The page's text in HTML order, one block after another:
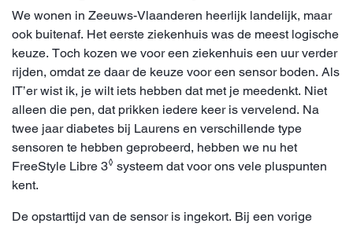
We wonen in Zeeuws-Vlaanderen heerlijk landelijk, maar
ook buitenaf. Het eerste ziekenhuis was de meest logische
keuze. Toch kozen we voor een ziekenhuis een uur verder
rijden, omdat ze daar de keuze voor een sensor boden. Als
IT’er wist ik, je wilt iets hebben dat met je meedenkt. Niet
alleen die pen, dat prikken iedere keer is vervelend. Na
twee jaar diabetes bij Laurens en verschillende type
sensoren te hebben geprobeerd, hebben we nu het
FreeStyle Libre 3◊ systeem dat voor ons vele pluspunten
kent.
De opstarttijd van de sensor is ingekort. Bij een vorige